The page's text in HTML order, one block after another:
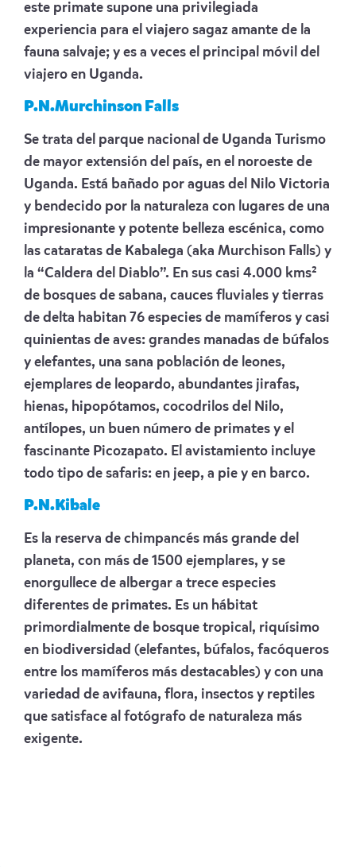
este primate supone una privilegiada
experiencia para el viajero sagaz amante de la
fauna salvaje; y es a veces el principal móvil del
viajero en Uganda.
P.N.Murchinson Falls
Se trata del parque nacional de Uganda Turismo
de mayor extensión del país, en el noroeste de
Uganda. Está bañado por aguas del Nilo Victoria
y bendecido por la naturaleza con lugares de una
impresionante y potente belleza escénica, como
las cataratas de Kabalega (aka Murchison Falls) y
la “Caldera del Diablo”. En sus casi 4.000 kms²
de bosques de sabana, cauces fluviales y tierras
de delta habitan 76 especies de mamíferos y casi
quinientas de aves: grandes manadas de búfalos
y elefantes, una sana población de leones,
ejemplares de leopardo, abundantes jirafas,
hienas, hipopótamos, cocodrilos del Nilo,
antílopes, un buen número de primates y el
fascinante Picozapato. El avistamiento incluye
todo tipo de safaris: en jeep, a pie y en barco.
P.N.Kibale
Es la reserva de chimpancés más grande del
planeta, con más de 1500 ejemplares, y se
enorgullece de albergar a trece especies
diferentes de primates. Es un hábitat
primordialmente de bosque tropical, riquísimo
en biodiversidad (elefantes, búfalos, facóqueros
entre los mamíferos más destacables) y con una
variedad de avifauna, flora, insectos y reptiles
que satisface al fotógrafo de naturaleza más
exigente.